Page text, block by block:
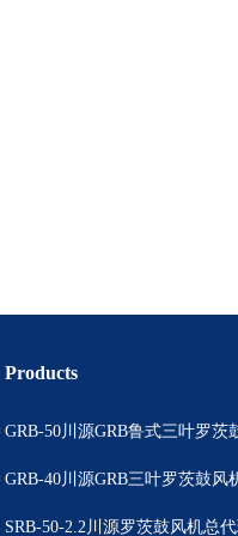
Products
GRB-50川源GRB鲁式三叶罗茨
GRB-40川源GRB三叶罗茨鼓风
SRB-50-2.2川源罗茨鼓风机总